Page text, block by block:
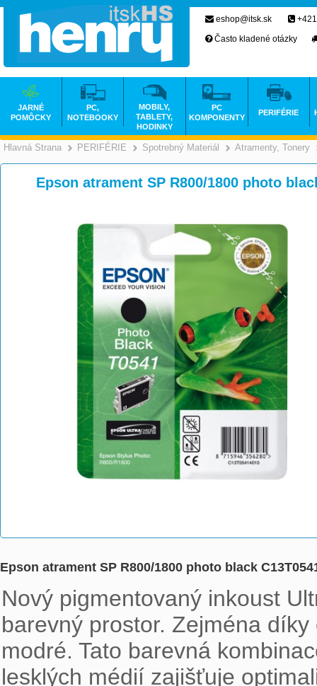
Hlavná Strana >
PERIFÉRIE >
Spotrebný Materiál >
Atramenty, Tonery
Epson atrament SP R800/1800 photo
Epson atrament SP R800/1800 photo black
Nový pigmentovaný inkoust
barevný prostor. Zejména
modré. Tato barevná
lesklých médií zajišťuje
eshop@itsk.sk
Často kladené otázky
JARNÉ
POMÔCKY
PC,
NOTEBOOKY
MOBILY,
TABLETY,
HODINKY
PC
KOMPONENTY
PERIFÉRIE